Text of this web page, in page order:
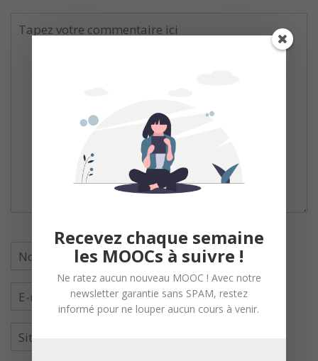
Recevez chaque semaine
les MOOCs à suivre !
Ne ratez aucun nouveau MOOC ! Avec notre
newsletter garantie sans SPAM, restez
informé pour ne louper aucun cours à venir.